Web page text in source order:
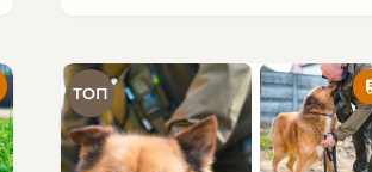
ТОП